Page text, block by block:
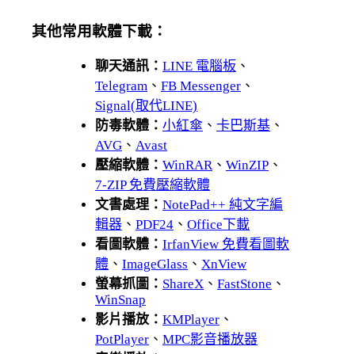
其他常用軟體下載：
聊天通訊： LINE 電腦板 、
Telegram 、 FB Messenger 、
Signal(取代LINE)
防毒軟體： 小紅傘 、 卡巴斯基 、
AVG 、 Avast
壓縮軟體： WinRAR、 WinZIP 、
7-ZIP 免費壓縮軟體
文書處理： NotePad++ 純文字編
輯器 、 PDF24 、 Office下載
看圖軟體： IrfanView 免費看圖軟
體 、 ImageGlass 、 XnView
螢幕抓圖： ShareX 、 FastStone 、
WinSnap
影片播放： KMPlayer 、
PotPlayer 、 MPC影音播放器